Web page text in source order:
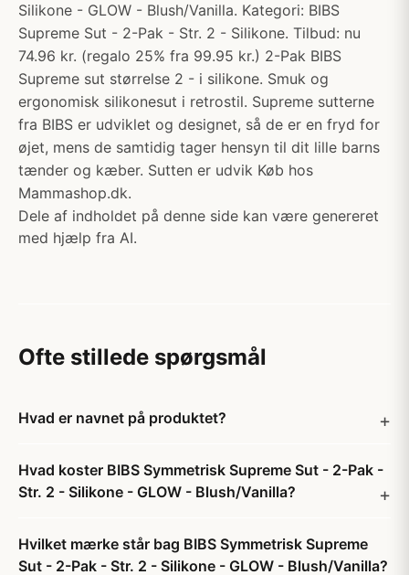
Silikone - GLOW - Blush/Vanilla. Kategori: BIBS
Supreme Sut - 2-Pak - Str. 2 - Silikone. Tilbud: nu
74.96 kr. (regalo 25% fra 99.95 kr.) 2-Pak BIBS
Supreme sut størrelse 2 - i silikone. Smuk og
ergonomisk silikonesut i retrostil. Supreme sutterne
fra BIBS er udviklet og designet, så de er en fryd for
øjet, mens de samtidig tager hensyn til dit lille barns
tænder og kæber. Sutten er udvik Køb hos
Mammashop.dk.
Dele af indholdet på denne side kan være genereret
med hjælp fra AI.
Ofte stillede spørgsmål
Hvad er navnet på produktet?
Hvad koster BIBS Symmetrisk Supreme Sut - 2-Pak -
Str. 2 - Silikone - GLOW - Blush/Vanilla?
Hvilket mærke står bag BIBS Symmetrisk Supreme
Sut - 2-Pak - Str. 2 - Silikone - GLOW - Blush/Vanilla?